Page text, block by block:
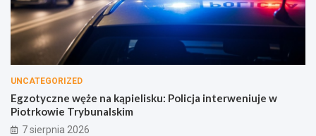
UNCATEGORIZED
Egzotyczne węże na kąpielisku: Policja interweniuje w
Piotrkowie Trybunalskim
7 sierpnia 2026